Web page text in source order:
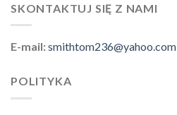
SKONTAKTUJ SIĘ Z NAMI
E-mail:smithtom236@yahoo.com
POLITYKA